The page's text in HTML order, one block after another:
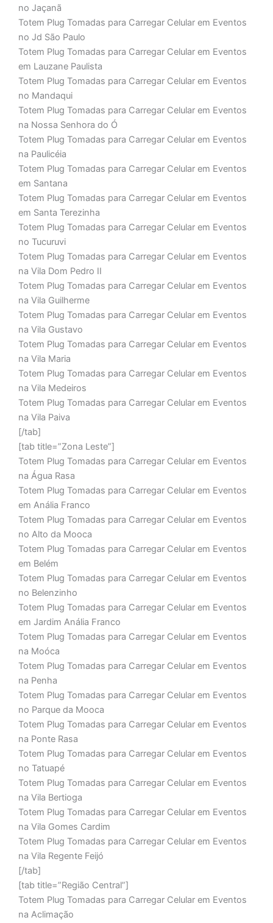
no Jaçanã
Totem Plug Tomadas para Carregar Celular em Eventos
no Jd São Paulo
Totem Plug Tomadas para Carregar Celular em Eventos
em Lauzane Paulista
Totem Plug Tomadas para Carregar Celular em Eventos
no Mandaqui
Totem Plug Tomadas para Carregar Celular em Eventos
na Nossa Senhora do Ó
Totem Plug Tomadas para Carregar Celular em Eventos
na Paulicéia
Totem Plug Tomadas para Carregar Celular em Eventos
em Santana
Totem Plug Tomadas para Carregar Celular em Eventos
em Santa Terezinha
Totem Plug Tomadas para Carregar Celular em Eventos
no Tucuruvi
Totem Plug Tomadas para Carregar Celular em Eventos
na Vila Dom Pedro II
Totem Plug Tomadas para Carregar Celular em Eventos
na Vila Guilherme
Totem Plug Tomadas para Carregar Celular em Eventos
na Vila Gustavo
Totem Plug Tomadas para Carregar Celular em Eventos
na Vila Maria
Totem Plug Tomadas para Carregar Celular em Eventos
na Vila Medeiros
Totem Plug Tomadas para Carregar Celular em Eventos
na Vila Paiva
[/tab]
[tab title=”Zona Leste”]
Totem Plug Tomadas para Carregar Celular em Eventos
na Água Rasa
Totem Plug Tomadas para Carregar Celular em Eventos
em Anália Franco
Totem Plug Tomadas para Carregar Celular em Eventos
no Alto da Mooca
Totem Plug Tomadas para Carregar Celular em Eventos
em Belém
Totem Plug Tomadas para Carregar Celular em Eventos
no Belenzinho
Totem Plug Tomadas para Carregar Celular em Eventos
em Jardim Anália Franco
Totem Plug Tomadas para Carregar Celular em Eventos
na Moóca
Totem Plug Tomadas para Carregar Celular em Eventos
na Penha
Totem Plug Tomadas para Carregar Celular em Eventos
no Parque da Mooca
Totem Plug Tomadas para Carregar Celular em Eventos
na Ponte Rasa
Totem Plug Tomadas para Carregar Celular em Eventos
no Tatuapé
Totem Plug Tomadas para Carregar Celular em Eventos
na Vila Bertioga
Totem Plug Tomadas para Carregar Celular em Eventos
na Vila Gomes Cardim
Totem Plug Tomadas para Carregar Celular em Eventos
na Vila Regente Feijó
[/tab]
[tab title=”Região Central”]
Totem Plug Tomadas para Carregar Celular em Eventos
na Aclimação